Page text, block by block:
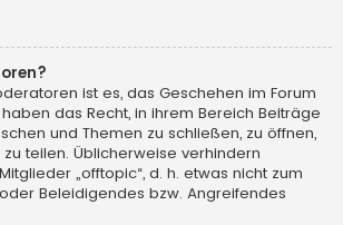
ist es, das Geschehen im Forum
das Recht, in ihrem Bereich Beiträge
und Themen zu schließen, zu öffnen,
teilen. Üblicherweise verhindern
„offtopic“, d. h. etwas nicht zum
Beleidigendes bzw. Angreifendes